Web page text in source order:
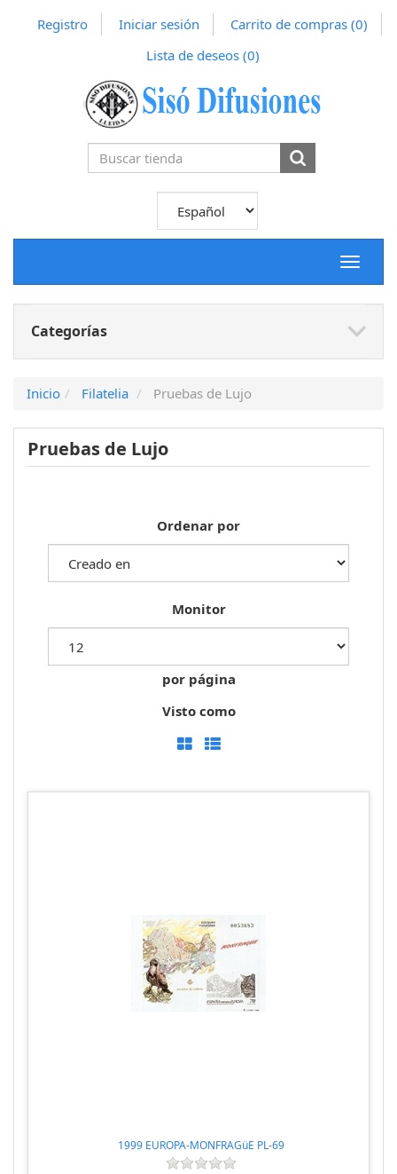
Registro Iniciar sesión Carrito de compras (0)
Lista de deseos (0)
Toggle
Categorías
Inicio Filatelia Pruebas de Lujo
Pruebas de Lujo
Ordenar por
Monitor
por página
Visto como
1999 EUROPA-MONFRAGüE PL-69